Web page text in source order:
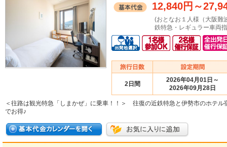
12,840円 ～
(おとなお１人様（大阪難
鉄特急・レギュラー車両
2日間
2026年04月01日～
2026年09月28日
＜往路は観光特急「しまかぜ」に乗車！！＞ 往復の近鉄特急と伊勢市のホテル
でお得♪